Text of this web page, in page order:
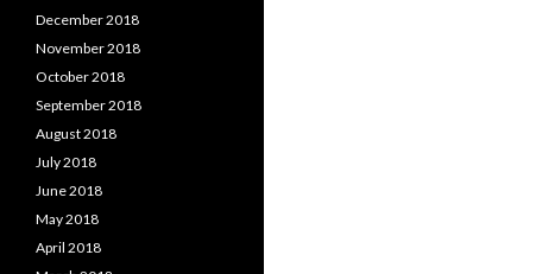
December 2018
November 2018
October 2018
September 2018
August 2018
July 2018
June 2018
May 2018
April 2018